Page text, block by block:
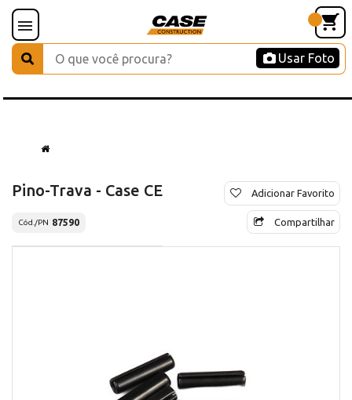
Usar Foto
Pino-Trava - Case CE
Cód./PN 87590
Adicionar Favorito
Compartilhar